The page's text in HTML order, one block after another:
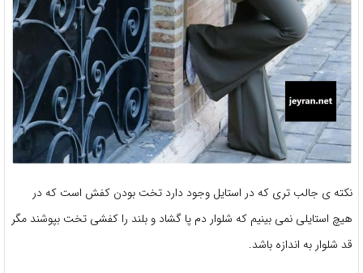
نکته ی جالب تری که در استایل وجود دارد تخت بودن کفش است که در
هیچ استایلی نمی بینیم که شلوار دم پا گشاد و بلند را کفشی تخت بپوشند مگر
قد شلوار به اندازه باشد.